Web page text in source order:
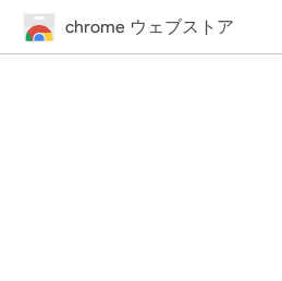
chrome ウェブストア